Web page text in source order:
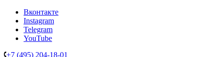
Вконтакте
Instagram
Telegram
YouTube
+7 (495) 204-18-01